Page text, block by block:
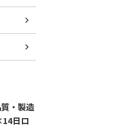
・製造
日ロ